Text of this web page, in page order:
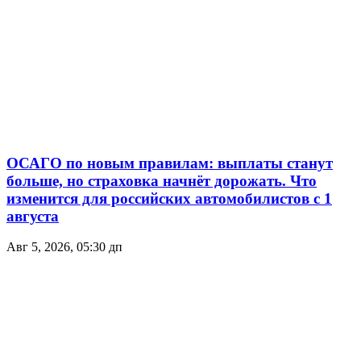
ОСАГО по новым правилам: выплаты станут
больше, но страховка начнёт дорожать. Что
изменится для российских автомобилистов с 1
августа
Авг 5, 2026, 05:30 дп